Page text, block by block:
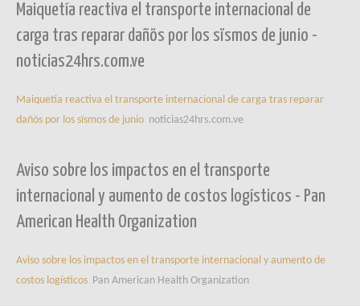
Maiquetía reactiva el transporte internacional de
carga tras reparar dañös por los sïsmos de junio -
noticias24hrs.com.ve
Maiquetía reactiva el transporte internacional de carga tras reparar
dañös por los sïsmos de junio noticias24hrs.com.ve
Aviso sobre los impactos en el transporte
internacional y aumento de costos logísticos - Pan
American Health Organization
Aviso sobre los impactos en el transporte internacional y aumento de
costos logísticos Pan American Health Organization